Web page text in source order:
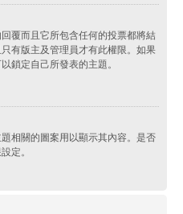
覆而且它所包含任何的投票都將結
有版主及管理員才有此權限。如果
鎖定自己所發表的主題。
相關的圖案用以顯示其內容。是否
定。